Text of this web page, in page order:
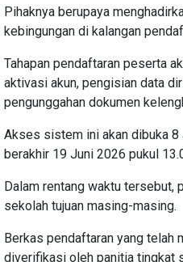
Pihaknya berupaya
kebingungan di kalangan
Tahapan pendaftaran peserta
aktivasi akun, pengisian data
pengunggahan dokumen
Akses sistem ini akan dibuka
berakhir 19 Juni 2026 pukul
Dalam rentang waktu tersebut,
sekolah tujuan masing-masing.
Berkas pendaftaran yang telah
diverifikasi oleh panitia tingkat